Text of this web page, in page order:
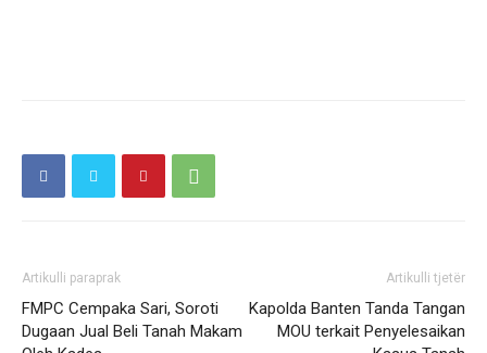
Artikulli paraprak
FMPC Cempaka Sari, Soroti
Dugaan Jual Beli Tanah Makam
Artikulli tjetër
Kapolda Banten Tanda Tangan
MOU terkait Penyelesaikan